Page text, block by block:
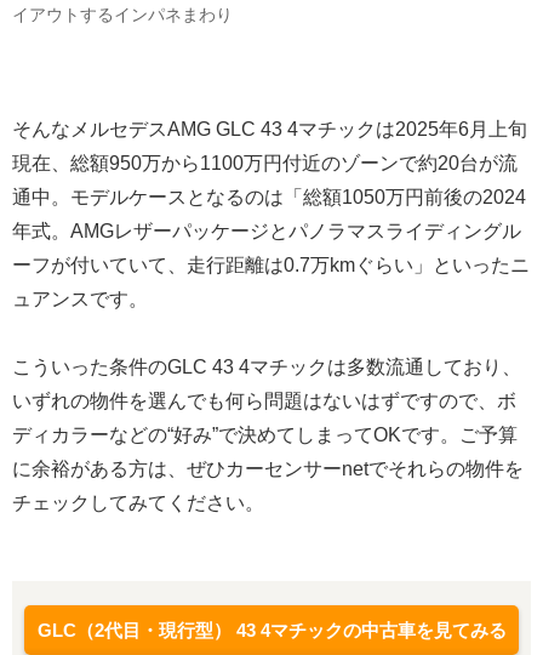
イアウトするインパネまわり
そんなメルセデスAMG GLC 43 4マチックは2025年6月上旬
現在、総額950万から1100万円付近のゾーンで約20台が流
通中。モデルケースとなるのは「総額1050万円前後の2024
年式。AMGレザーパッケージとパノラマスライディングル
ーフが付いていて、走行距離は0.7万kmぐらい」といったニ
ュアンスです。
こういった条件のGLC 43 4マチックは多数流通しており、
いずれの物件を選んでも何ら問題はないはずですので、ボ
ディカラーなどの“好み”で決めてしまってOKです。ご予算
に余裕がある方は、ぜひカーセンサーnetでそれらの物件を
チェックしてみてください。
GLC（2代目・現行型） 43 4マチックの中古車を見てみる